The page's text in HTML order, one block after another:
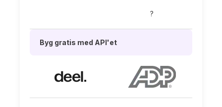
?
Byg gratis med API'et